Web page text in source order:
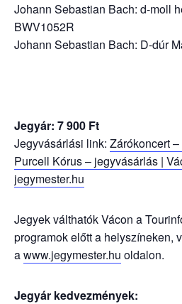
Johann Sebastian Bach: d-moll
BWV1052R
Johann Sebastian Bach: D-dúr
Jegyár: 7 900 Ft
Jegyvásárlási link: Zárókoncert
Purcell Kórus – jegyvásárlás |
jegymester.hu
Jegyek válthatók Vácon a
programok előtt a helyszíneken,
awww.jegymester.hu oldalon.
Jegyár kedvezmények: